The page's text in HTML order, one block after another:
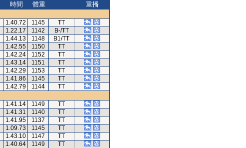
時間
體重
重播
1.40.72 1145
TT
1.22.17 1142
B-/TT
1.44.13 1148
B1/TT
1.42.55 1150
TT
1.42.24 1152
TT
1.43.14 1151
TT
1.42.29 1153
TT
1.41.86 1145
TT
1.42.79 1144
TT
1.41.14 1149
TT
1.41.31 1140
TT
1.41.95 1137
TT
1.09.73 1145
TT
1.43.10 1147
TT
1.40.64 1149
TT